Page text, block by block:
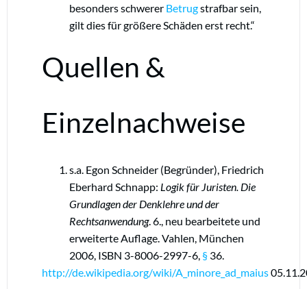
besonders schwerer Betrugstrafbar sein,
gilt dies für größere Schäden erst recht.“
Quellen &
Einzelnachweise
s.a. Egon Schneider (Begründer), Friedrich
Eberhard Schnapp: Logik für Juristen. Die
Grundlagen der Denklehre und der
Rechtsanwendung. 6., neu bearbeitete und
erweiterte Auflage. Vahlen, München
2006, ISBN 3-8006-2997-6, § 36.
http://de.wikipedia.org/wiki/A_minore_ad_maius